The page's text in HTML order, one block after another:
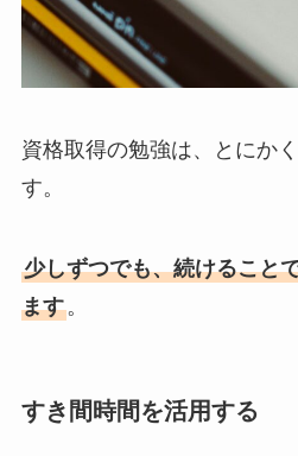
資格取得の勉強は、とにか
す。
少しずつでも、続けること
ます。
すき間時間を活用する